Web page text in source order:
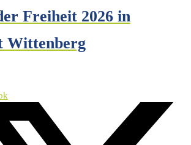
Freiheit 2026 in
Wittenberg